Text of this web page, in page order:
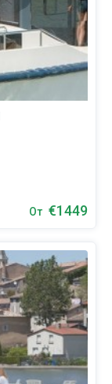
От €1449